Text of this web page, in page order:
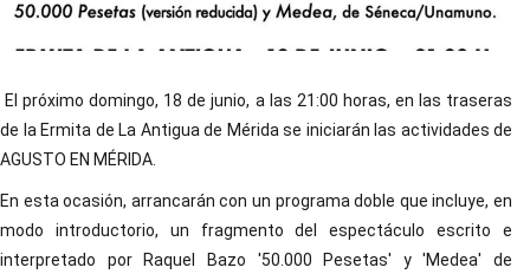
El próximo domingo, 18 de junio, a las 21:00 horas, en las traseras
de la Ermita de La Antigua de Mérida se iniciarán las actividades de
AGUSTO EN MÉRIDA.
En esta ocasión, arrancarán con un programa doble que incluye, en
modo introductorio, un fragmento del espectáculo escrito e
interpretado por Raquel Bazo '50.000 Pesetas' y 'Medea' de